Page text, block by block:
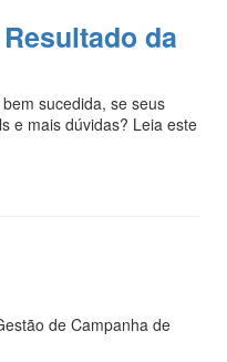
da
sucedida, se seus
e mais dúvidas? Leia este
de Campanha de